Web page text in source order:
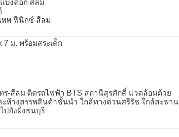
บงคอก สีลม
ทพ ฟีนิกซ์ สีลม
ม. พร้อมสระเด็ก
ร-สีลม ติดรถไฟฟ้า BTS สถานีสุรศักดิ์ แวดล้อมด้วย
ะห้างสรรพสินค้าชั้นนำ ใกล้ทางด่วนศรีรัช ใกล้สะพาน
ปยังฝั่งธนบุรี